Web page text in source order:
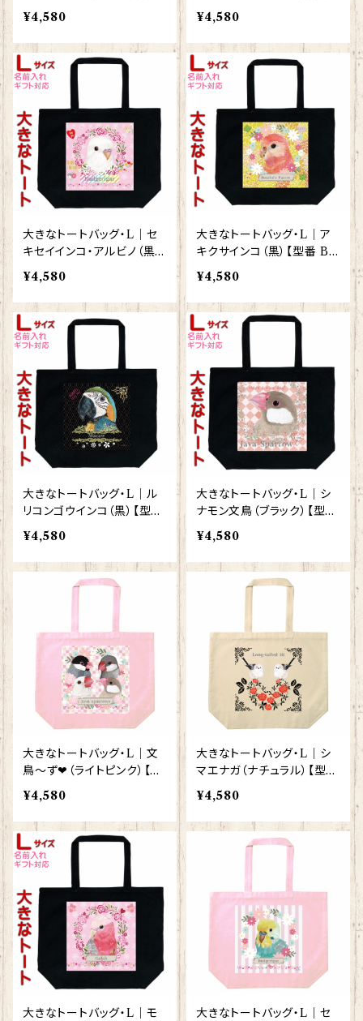
番 BL-87】きゃぴあーと K
YAPIArt
¥4,580
番 BL-60】
¥4,580
大きなトートバッグ・L｜セ
キセイインコ・アルビノ（黒）
【型番 BL-124】きゃぴあー
と KYAPIArt
¥4,580
大きなトートバッグ・L｜ア
キクサインコ（黒）【型番 BL
-125】きゃぴあーと KYAPI
Art
¥4,580
大きなトートバッグ・L｜ル
リコンゴウインコ（黒）【型番
BL-90】きゃぴあーと KYA
PIArt
¥4,580
大きなトートバッグ・L｜シ
ナモン文鳥（ブラック）【型番
BL-66】きゃぴあーと KYA
PIArt
¥4,580
大きなトートバッグ・L｜文
鳥～ず❤（ライトピンク）【型
番 BLLP-4000】
¥4,580
大きなトートバッグ・L｜シ
マエナガ（ナチュラル）【型番
BL-132】モダン しまえなが
プレゼント ギフト
¥4,580
大きなトートバッグ・L｜モ
大きなトートバッグ・L｜セ